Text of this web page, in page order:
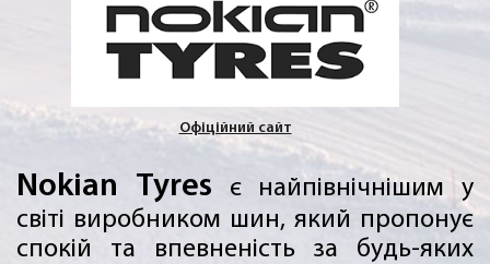
Офіційний сайт
Nokian Tyres є найпівнічнішим у
світі виробником шин, який пропонує
спокій та впевненість за будь-яких